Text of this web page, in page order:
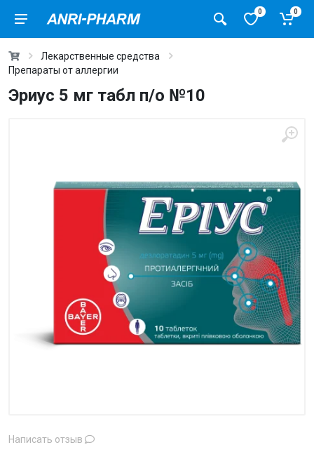
0 0
Лекарственные средства
Препараты от аллергии
Эриус 5 мг табл п/о №10
Написать отзыв